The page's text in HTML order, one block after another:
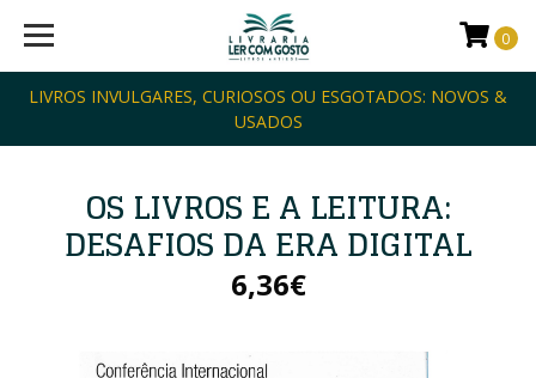
LIVROS INVULGARES, CURIOSOS OU ESGOTADOS: NOVOS &
USADOS
0
OS LIVROS E A LEITURA:
DESAFIOS DA ERA DIGITAL
6,36€